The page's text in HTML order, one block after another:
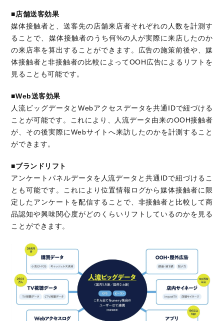
■店舗送客効果
媒体接触者と、送客先の店舗来店者それぞれの人数を計測す
ることで、媒体接触者のうち何%の人が実際に来店したのか
の来店率を算出することができます。広告の施策前後や、媒
体接触者と非接触者の比較によってOOH広告によるリフトを
見ることも可能です。
■Web送客効果
人流ビッグデータとWebアクセスデータを共通 IDで紐づける
ことが可能です。これにより、人流データ由来のOOH接触者
が、その後実際にWebサイトへ来訪したのかを計測すること
ができます。
■ブランドリフト
アンケートパネルデータを人流データと共通 IDで紐づけるこ
とも可能です。これにより位置情報ログから媒体接触者に限
定したアンケートを配信することで、非接触者と比較して商
品認知や興味関心度がどのくらいリフトしているのかを見る
ことができます。